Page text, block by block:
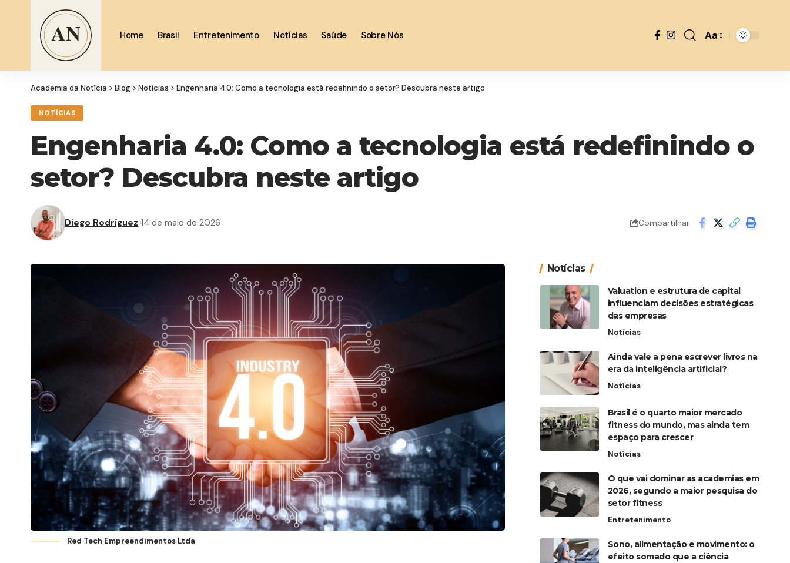
Home Brasil Entretenimento Notícias Saúde Sobre Nós
Font
Aa
Academia da Notícia > Blog > Notícias > Engenharia 4.0: Como a tecnologia está redefinindo o setor? Descubra neste artigo
NOTÍCIAS
Engenharia 4.0: Como a tecnologia está redefinindo o
setor? Descubra neste artigo
Diego Rodríguez 14 de maio de 2026 Compartilhar
Red Tech Empreendimentos Ltda
Notícias
Valuation e estrutura de capital
influenciam decisões estratégicas
das empresas
Notícias
Ainda vale a pena escrever livros na
era da inteligência artificial?
Notícias
Brasil é o quarto maior mercado
fitness do mundo, mas ainda tem
espaço para crescer
Notícias
O que vai dominar as academias em
2026, segundo a maior pesquisa do
setor fitness
Entretenimento
Sono, alimentação e movimento: o
efeito somado que a ciência